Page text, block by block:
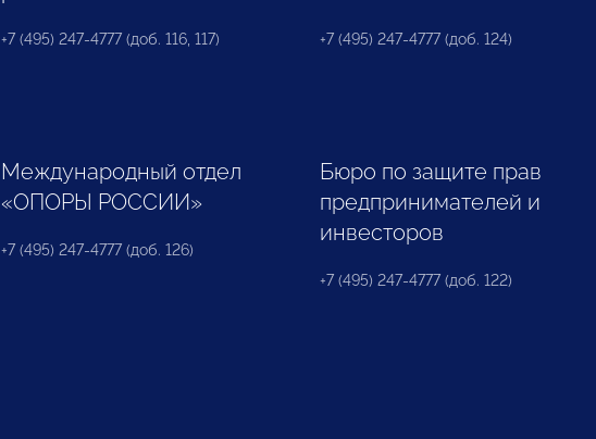
+7 (495) 247-4777 (доб. 116, 117) +7 (495) 247-4777 (доб. 124)
Международный отдел
«ОПОРЫ РОССИИ»
+7 (495) 247-4777 (доб. 126)
Бюро по защите прав
предпринимателей и
инвесторов
+7 (495) 247-4777 (доб. 122)